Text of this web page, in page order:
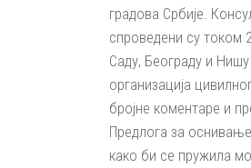
градова Србије.
спроведени су током
Саду, Београду и
организација
бројне коментаре и
Предлога за
како би се пружила